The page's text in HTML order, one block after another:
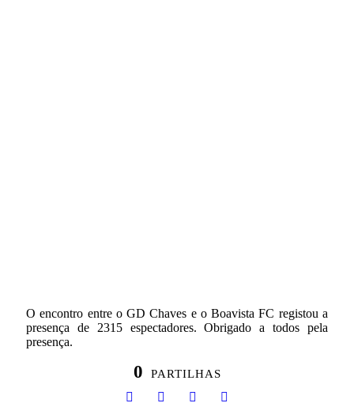
O encontro entre o GD Chaves e o Boavista FC registou a
presença de 2315 espectadores. Obrigado a todos pela
presença.
0 PARTILHAS